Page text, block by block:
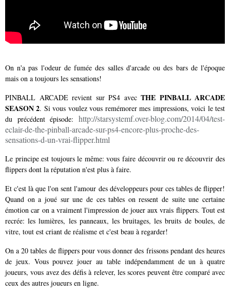
On n'a pas l'odeur de fumée des salles d'arcade ou des bars de l'époque
mais on a toujours les sensations!
PINBALL ARCADE revient sur PS4 avec THE PINBALL ARCADE
SEASON 2. Si vous voulez vous remémorer mes impressions, voici le test
du précédent épisode: http://starsystemf.over-blog.com/2014/04/test-
eclair-de-the-pinball-arcade-sur-ps4-encore-plus-proche-des-
sensations-d-un-vrai-flipper.html
Le principe est toujours le même: vous faire découvrir ou re découvrir des
flippers dont la réputation n'est plus à faire.
Et c'est là que l'on sent l'amour des développeurs pour ces tables de flipper!
Quand on a joué sur une de ces tables on ressent de suite une certaine
émotion car on a vraiment l'impression de jouer aux vrais flippers. Tout est
recrée: les lumières, les panneaux, les bruitages, les bruits de boules, de
vitre, tout est criant de réalisme et c'est beau à regarder!
On a 20 tables de flippers pour vous donner des frissons pendant des heures
de jeux. Vous pouvez jouer au table indépendamment de un à quatre
joueurs, vous avez des défis à relever, les scores peuvent être comparé avec
ceux des autres joueurs en ligne.